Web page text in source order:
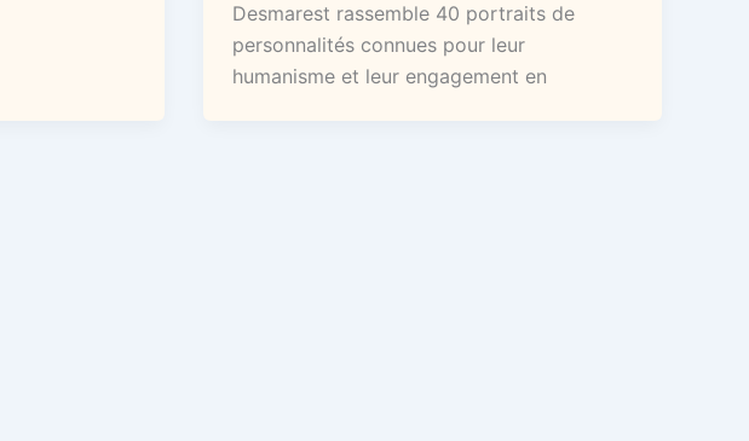
Desmarest rassemble 40 portraits de
personnalités connues pour leur
humanisme et leur engagement en